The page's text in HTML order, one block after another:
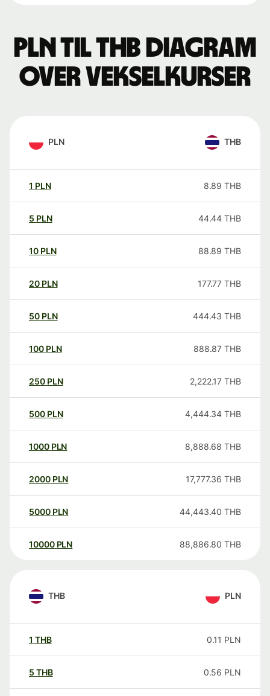
PLN til THB Diagram
over vekselkurser
PLN THB
1 PLN 8.89 THB
5 PLN 44.44 THB
10 PLN 88.89 THB
20 PLN 177.77 THB
50 PLN 444.43 THB
100 PLN 888.87 THB
250 PLN 2,222.17 THB
500 PLN 4,444.34 THB
1000 PLN 8,888.68 THB
2000 PLN 17,777.36 THB
5000 PLN 44,443.40 THB
10000 PLN 88,886.80 THB
THB PLN
1 THB 0.11 PLN
5 THB 0.56 PLN